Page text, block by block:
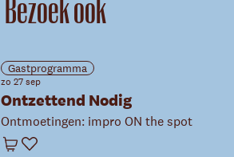
Bezoek ook
Gastprogramma
zo 27 sep
Ontzettend Nodig
Ontmoetingen: impro ON the spot
Winkelwagen
Favoriet